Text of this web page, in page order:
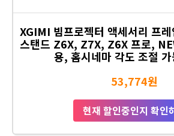
XGIMI 빔프로젝터 액세서리 프
스탠드 Z6X, Z7X, Z6X 프로,
용, 홈시네마 각도 조절
53,774원
현재 할인중인지 확인